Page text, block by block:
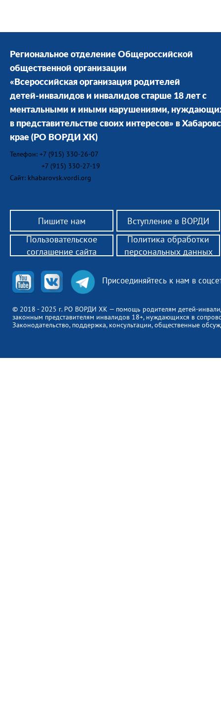
Региональное отделение Общероссийской
общественной организации
«Всероссийская организация родителей
детей-инвалидов и инвалидов старше 18 лет с
ментальными и иными нарушениями,
в представительстве своих интересов» в
крае (РО ВОРДИ ХК)
Телефон: +7 (915) 330-26-07
+7 (915) 330-27-19
Сайт: khabarovsk.vordi.org
Пишите нам Вступление в ВОРДИ
© 2018 - 2025 г. РО ВОРДИ ХК — помощь родителям детей-
законным представителям инвалидов 18+, нуждающихся в
Законодательство, поддержка, консультации, общественные
Присоединяйтесь к нам в
Пользовательское
соглашение сайта
Политика обработки
персональных данных